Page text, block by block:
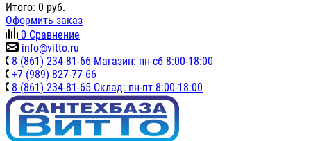
Итого: 0 руб.
Оформить заказ
0 Сравнение
info@vitto.ru
8 (861) 234-81-66 Магазин: пн-сб 8:00-18:00
+7 (989) 827-77-66
8 (861) 234-81-65 Склад: пн-пт 8:00-18:00